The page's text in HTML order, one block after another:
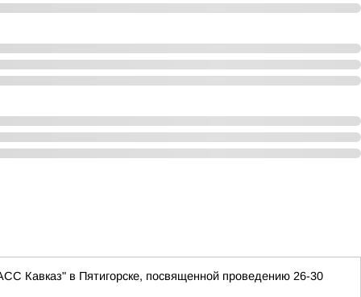
Кавказ" в Пятигорске, посвященной проведению 26-30